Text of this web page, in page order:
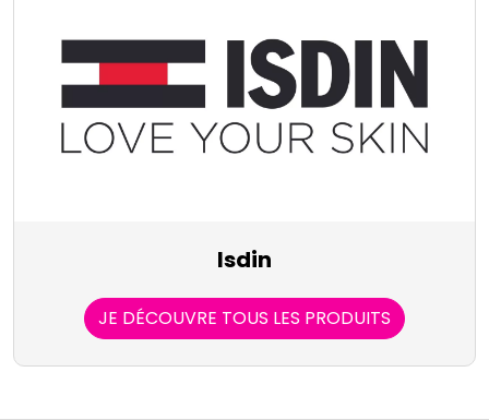
Isdin
JE DÉCOUVRE TOUS LES PRODUITS